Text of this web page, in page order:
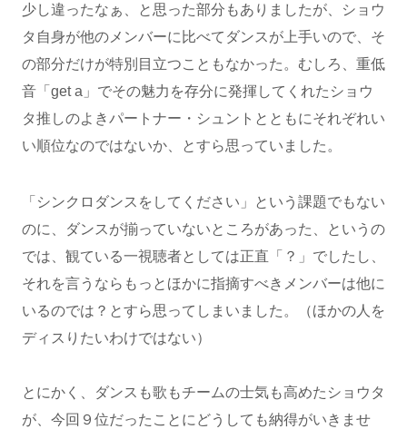
少し違ったなぁ、と思った部分もありましたが、ショウ
タ自身が他のメンバーに比べてダンスが上手いので、そ
の部分だけが特別目立つこともなかった。むしろ、重低
音「get a」でその魅力を存分に発揮してくれたショウ
タ推しのよきパートナー・シュントとともにそれぞれい
い順位なのではないか、とすら思っていました。
「シンクロダンスをしてください」という課題でもない
のに、ダンスが揃っていないところがあった、というの
では、観ている一視聴者としては正直「？」でしたし、
それを言うならもっとほかに指摘すべきメンバーは他に
いるのでは？とすら思ってしまいました。（ほかの人を
ディスりたいわけではない）
とにかく、ダンスも歌もチームの士気も高めたショウタ
が、今回９位だったことにどうしても納得がいきませ